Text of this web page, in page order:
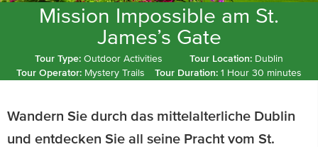
Mission Impossible am St.
James’s Gate
Tour Type: Outdoor Activities Tour Location: Dublin
Tour Operator: Mystery Trails Tour Duration: 1 Hour 30 minutes
Wandern Sie durch das mittelalterliche Dublin
und entdecken Sie all seine Pracht vom St.